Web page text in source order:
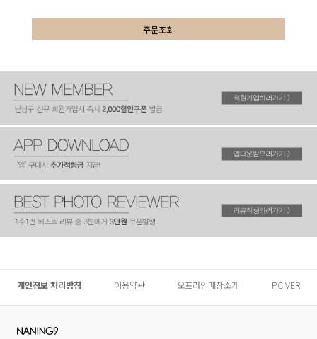
주문조회
개인정보 처리방침 이용약관 오프라인매장소개 PC VER